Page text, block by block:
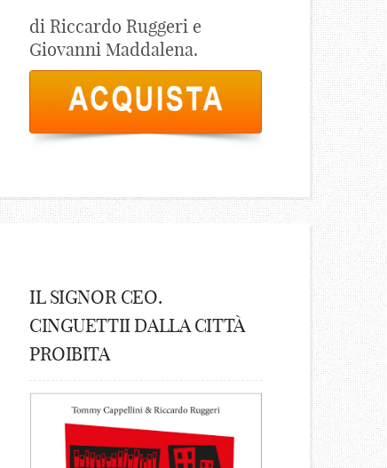
di Riccardo Ruggeri e
Giovanni Maddalena.
IL SIGNOR CEO.
CINGUETTII DALLA CITTÀ
PROIBITA